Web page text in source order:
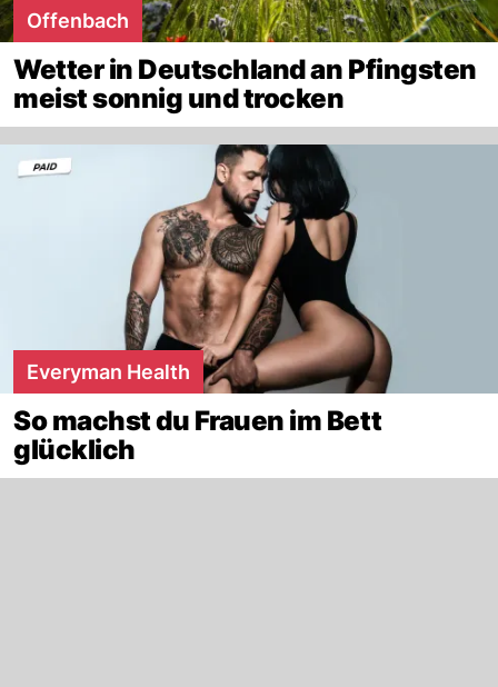
Offenbach
Wetter in Deutschland an Pfingsten
meist sonnig und trocken
Everyman Health
So machst du Frauen im Bett
glücklich